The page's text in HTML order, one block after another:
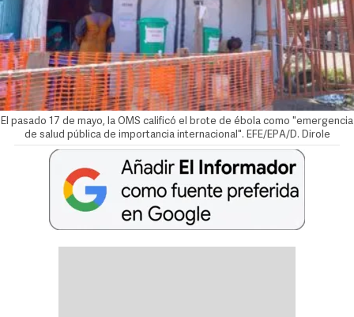
El pasado 17 de mayo, la OMS calificó el brote de ébola como "emergencia
de salud pública de importancia internacional". EFE/EPA/D. Dirole